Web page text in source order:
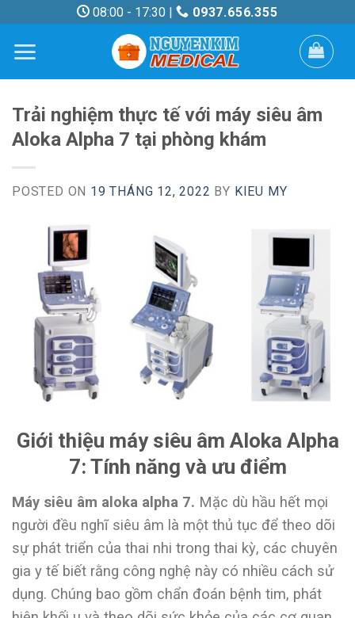
content
08:00 - 17:30 | 0937.656.355
Trải nghiệm thực tế với máy siêu âm
Aloka Alpha 7 tại phòng khám
POSTED ON 19 THÁNG 12, 2022 BY KIEU MY
Giới thiệu máy siêu âm Aloka Alpha
7: Tính năng và ưu điểm
Máy siêu âm aloka alpha 7. Mặc dù hầu hết mọi
người đều nghĩ siêu âm là một thủ tục để theo dõi
sự phát triển của thai nhi trong thai kỳ, các chuyên
gia y tế biết rằng công nghệ này có nhiều cách sử
dụng. Chúng bao gồm chẩn đoán bệnh tim, phát